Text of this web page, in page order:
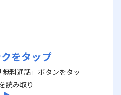
をタップ
料通話」ボタンをタッ
読み取り